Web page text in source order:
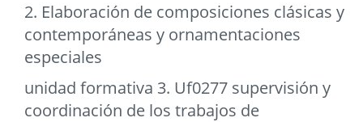
2. Elaboración de composiciones clásicas y
contemporáneas y ornamentaciones
especiales
unidad formativa 3. Uf0277 supervisión y
coordinación de los trabajos de